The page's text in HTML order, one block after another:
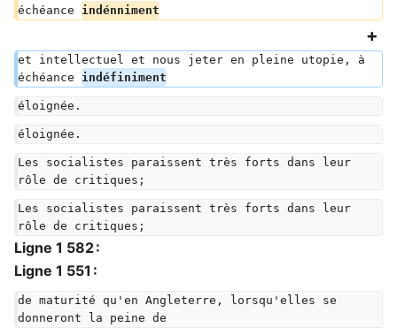
échéance indénniment
et intellectuel et nous jeter en pleine utopie, à
échéance indéfiniment
éloignée.
éloignée.
Les socialistes paraissent très forts dans leur
rôle de critiques;
Les socialistes paraissent très forts dans leur
rôle de critiques;
Ligne 1 582 :
Ligne 1 551 :
de maturité qu'en Angleterre, lorsqu'elles se
donneront la peine de